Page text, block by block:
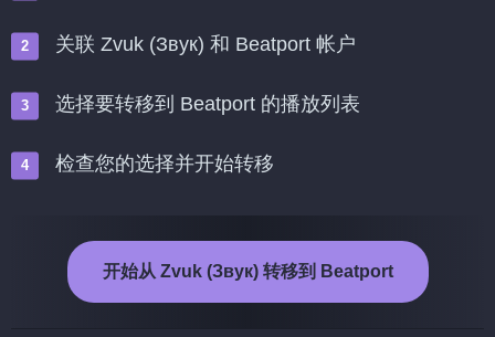
关联 Zvuk (Звук) 和 Beatport 帐户
选择要转移到 Beatport 的播放列表
检查您的选择并开始转移
开始从 Zvuk (Звук) 转移到 Beatport